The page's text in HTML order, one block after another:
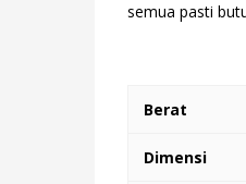
semua pasti
Berat
Dimensi